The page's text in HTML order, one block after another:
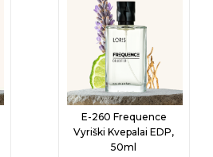
E-260 Frequence
Vyriški Kvepalai EDP,
50ml